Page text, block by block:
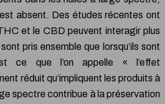
absent. Des études récentes ont
et le CBD peuvent interagir plus
pris ensemble que lorsqu’ils sont
ce que l’on appelle « l’effet
réduit qu’impliquent les produits à
spectre contribue à la préservation